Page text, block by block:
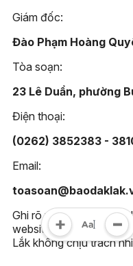
Giám đốc:
Đào Phạm Hoàng
Tòa soạn:
23 Lê Duẩn, phường
Điện thoại:
(0262) 3852383 -
Email:
Ghi rõ nguồn "Báo Đắk
website này. Các trang
Lắk không chịu trách